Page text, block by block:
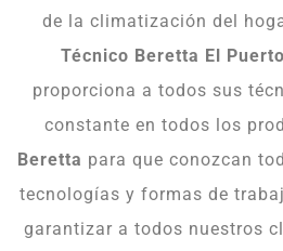
de la climatización del
Técnico Beretta El
proporciona a todos sus
constante en todos los
Beretta para que conozcan
tecnologías y formas de
garantizar a todos nuestros